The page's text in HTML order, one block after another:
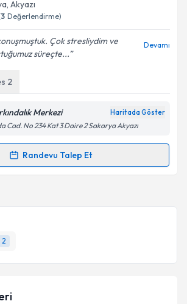
2
verilerimin işlenmesine ilişkin
okudum ve kişisel verilerimin belirtilen
işlenmesini kabul ediyorum.
Takvim Talebini Gönder
, Akyazı
3 Değerlendirme)
Çok stresliydim ve
süreçte...
Devamı
2
Merkezi Haritada Göster
Cad. No 234 Kat 3 Daire 2 Sakarya Akyazı
Randevu Talep Et
Talebi
hazırlandığında e-posta ile